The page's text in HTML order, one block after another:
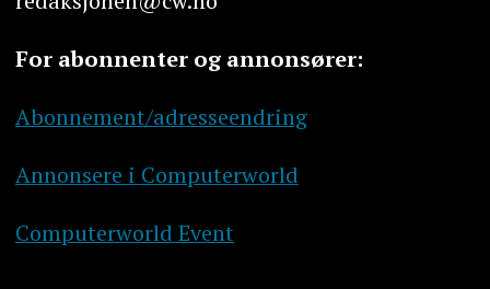
For abonnenter og annonsører:
Abonnement/adresseendring
Annonsere i Computerworld
Computerworld Event